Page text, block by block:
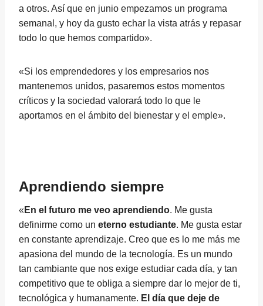
a otros. Así que en junio empezamos un programa
semanal, y hoy da gusto echar la vista atrás y repasar
todo lo que hemos compartido».
«Si los emprendedores y los empresarios nos
mantenemos unidos, pasaremos estos momentos
críticos y la sociedad valorará todo lo que le
aportamos en el ámbito del bienestar y el emple».
Aprendiendo siempre
« En el futuro me veo aprendiendo. Me gusta
definirme como un eterno estudiante. Me gusta estar
en constante aprendizaje. Creo que es lo me más me
apasiona del mundo de la tecnología. Es un mundo
tan cambiante que nos exige estudiar cada día, y tan
competitivo que te obliga a siempre dar lo mejor de ti,
tecnológica y humanamente. El día que deje de